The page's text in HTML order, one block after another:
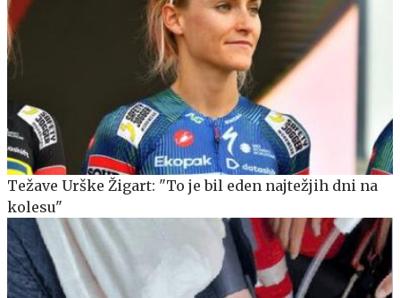
Težave Urške Žigart: "To je bil eden najtežjih dni na
kolesu"